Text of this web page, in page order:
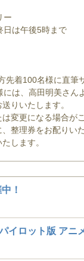
ー
日は午後5時まで
先着100名様に直筆
は、高田明美さん
りいたします。
変更になる場合が
整理券をお配りい
します。
！
イロット版 アニ